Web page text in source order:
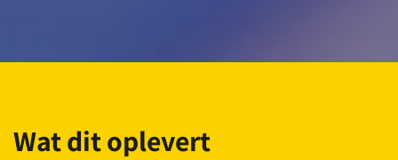
Wat dit oplevert